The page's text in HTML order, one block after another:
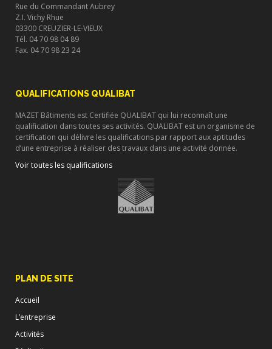
Rue du Commandant Aubrey
Z.I. Vichy Rhue
03300 CREUZIER-LE-VIEUX
Tél. 04 70 98 04 89
Fax. 04 70 98 23 24
QUALIFICATIONS QUALIBAT
MAZET Bâtiments est Certifiée QUALIBAT qui lui reconnaît une
qualification dans toutes ses activités. QUALIBAT est un organisme de
certification qui délivre les qualifications par rapport aux aptitudes
d’une entreprise à réaliser des travaux dans une activité donnée.
Voir toutes les qualifications
PLAN DE SITE
Accueil
L’entreprise
Activités